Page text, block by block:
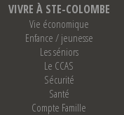
VIVRE À STE-COLOMBE
Vie économique
Enfance / jeunesse
Les séniors
Le CCAS
Sécurité
Santé
Compte Famille